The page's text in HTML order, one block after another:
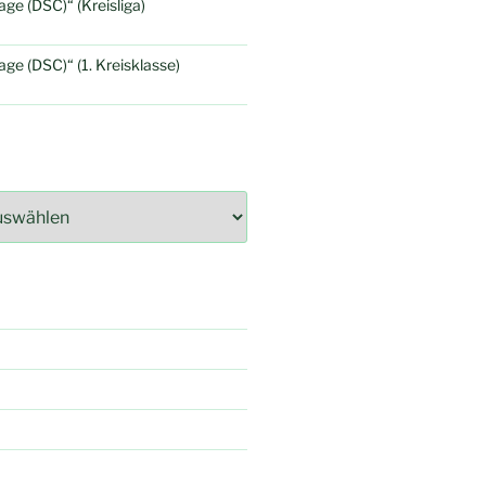
(DSC)“ (Kreisliga)
(DSC)“ (1. Kreisklasse)